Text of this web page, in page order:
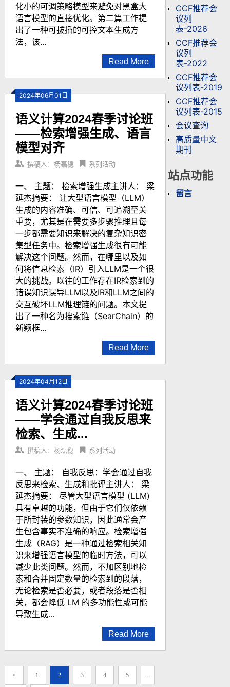
化小的可调策略模型来避免对黑盒大
语言模型的直接优化。第二篇工作提
出了一种可拔插的可控文本生成方
法，该...
Read More
2024年06月01日
语义计算2024春季讨论班
——检索增强生成、语言
模型对齐
撰稿人：杨磊稳 系列活动
一、 主题： 检索增强生成主讲人： 梁
延杰摘要： 让大型语言模型（LLM）
生成的内容准确、可信、可追溯至关
重要，尤其是在需要多步骤推理且每
一步都需要知识来解决的复杂知识密
集型任务中。检索增强生成很有可能
解决这个问题。然而，在哪里以及如
何将信息检索（IR）引入LLM是一个很
大的挑战。以往的工作存在IR检索到的
错误知识误导LLM以及IR和LLM之间的
交互破坏LLM推理链的问题。本文提
出了一种名为搜索链（SearChain）的
新颖框...
Read More
2024年04月12日
语义计算2024春季讨论班
——学会通过自我反思来
检索、生成...
撰稿人：杨磊稳 系列活动
一、 主题： 自我反思：学会通过自我
反思来检索、生成和批评主讲人： 梁
延杰摘要： 尽管大型语言模型 (LLM)
具有卓越的功能，但由于它们仅依赖
于所封装的参数知识，因此通常会产
生包含事实不准确的响应。检索增强
生成（RAG）是一种通过检索相关知
识来增强语言模型的临时方法，可以
减少此类问题。然而，不加区别地检
索和合并固定数量的检索到的段落，
无论检索是否必要，或者段落是否相
关，都会降低 LM 的多功能性或可能
导致生成...
Read More
< 1 2 3 4 5 ...
CCF推荐会
议列
表-2026
CCF推荐会
议列
表-2022
CCF推荐会
议列表-2019
CCF推荐会
议列表-2015
会议查询
高质量中文
期刊
站点功能
留言